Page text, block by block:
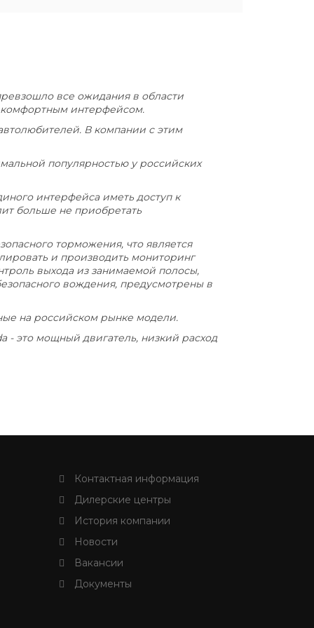
все ожидания в области
комфортным интерфейсом.
В компании с этим
популярностью у российских
интерфейса иметь доступ к
больше не приобретать
торможения, что является
и производить мониторинг
выхода из занимаемой полосы,
вождения, предусмотрены в
на российском рынке модели.
- это мощный двигатель, низкий расход
Контактная информация
Дилерские центры
История компании
Новости
Вакансии
Документы